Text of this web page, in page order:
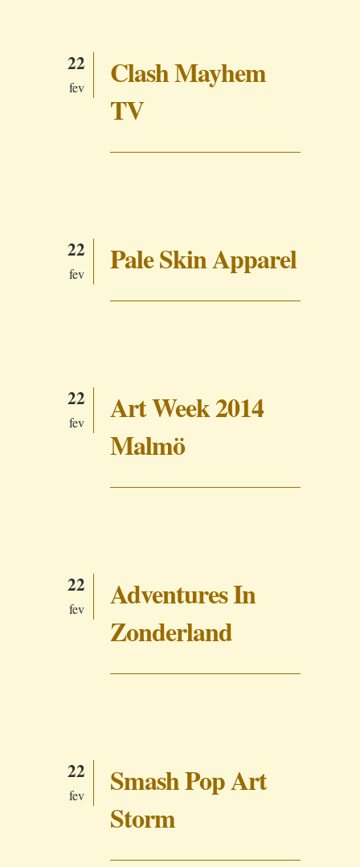
22
fev
Clash Mayhem
TV
22
fev Pale Skin Apparel
22
fev
Art Week 2014
Malmö
22
fev
Adventures In
Zonderland
22
fev
Smash Pop Art
Storm